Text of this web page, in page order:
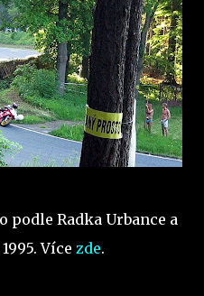
podle Radka Urbance a
Více zde.